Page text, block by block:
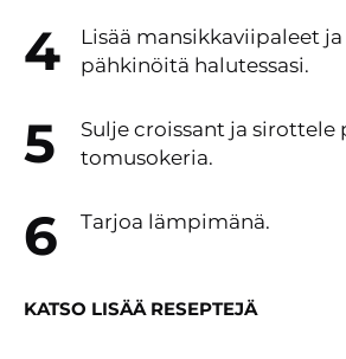
Lisää mansikkaviipaleet
pähkinöitä halutessasi.
Sulje croissant ja sirottele
tomusokeria.
Tarjoa lämpimänä.
KATSO LISÄÄ RESEPTEJÄ